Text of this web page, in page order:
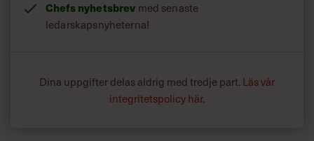
Chefs nyhetsbrev med senaste
ledarskapsnyheterna!
Dina uppgifter delas aldrig med tredje part. Läs vår
integritetspolicy här.